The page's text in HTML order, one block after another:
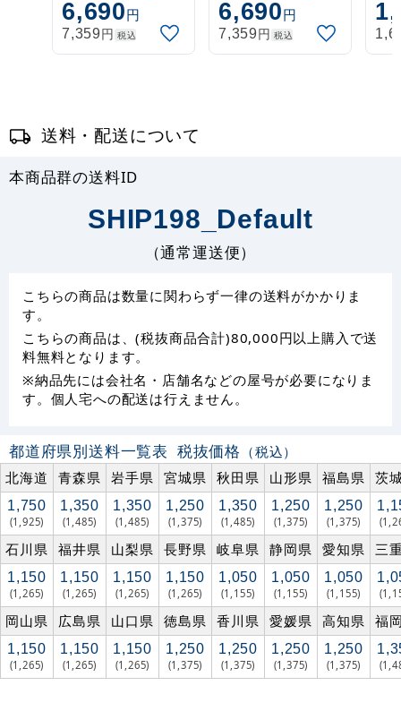
タ:Aタイプ (S-
200-520-0)
6,690円
7,359円 税込
タ:Bタイプ (DS-
200-521-0)
6,690円
7,359円 税込
格:
送料・配送について
本商品群の送料ID
SHIP198_Default
（通常運送便）
こちらの商品は数量に関わらず一律の送料がかかりま
す。
こちらの商品は、(税抜商品合計)80,000円以上購入で送
料無料となります。
※納品先には会社名・店舗名などの屋号が必要になりま
す。個人宅への配送は行えません。
都道府県別送料一覧表 税抜価格 （税込）
北海道
青森県 岩手県 宮城県 秋田県 山形県 福島県 茨
1,750
(1,925)
1,350
(1,485)
1,350
(1,485)
1,250
(1,375)
1,350
(1,485)
1,250
(1,375)
1,250
(1,375)
石川県 福井県 山梨県 長野県 岐阜県 静岡県 愛知県 三
1,150
(1,265)
1,150
(1,265)
1,150
(1,265)
1,150
(1,265)
1,050
(1,155)
1,050
(1,155)
1,050
(1,155)
岡山県 広島県 山口県 徳島県 香川県 愛媛県 高知県 福
1,150
(1,265)
1,150
(1,265)
1,150
(1,265)
1,250
(1,375)
1,250
(1,375)
1,250
(1,375)
1,250
(1,375)